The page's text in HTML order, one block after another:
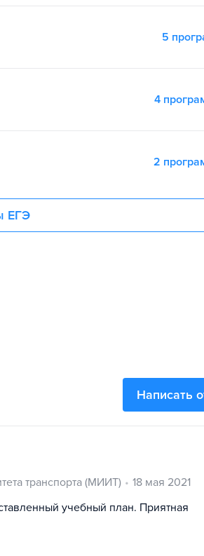
5
4
2
ЕГЭ
Написать
транспорта (МИИТ)
18 мая 2021
учебный план. Приятная